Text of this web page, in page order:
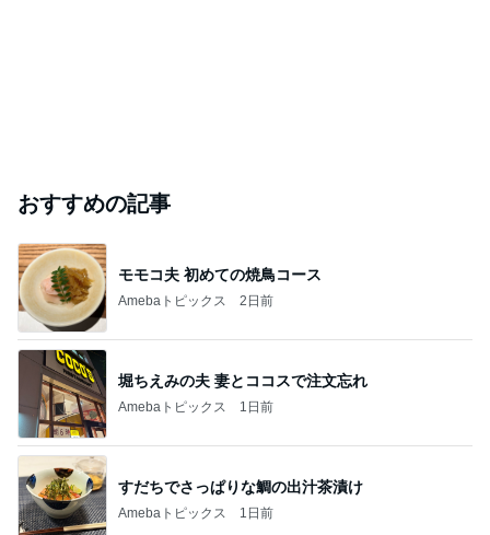
おすすめの記事
モモコ夫 初めての焼鳥コース
Amebaトピックス 2日前
堀ちえみの夫 妻とココスで注文忘れ
Amebaトピックス 1日前
すだちでさっぱりな鯛の出汁茶漬け
Amebaトピックス 1日前